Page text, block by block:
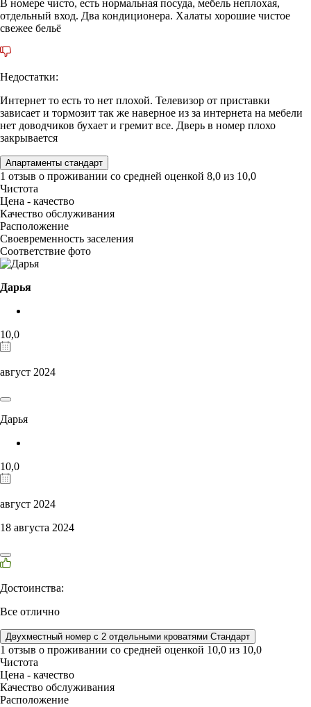
В номере чисто, есть нормальная посуда, мебель неплохая,
отдельный вход. Два кондиционера. Халаты хорошие чистое
свежее бельё
Недостатки:
Интернет то есть то нет плохой. Телевизор от приставки
зависает и тормозит так же наверное из за интернета на мебели
нет доводчиков бухает и гремит все. Дверь в номер плохо
закрывается
Апартаменты стандарт
1 отзыв о проживании со средней оценкой 8,0 из 10,0
Чистота
Цена - качество
Качество обслуживания
Расположение
Своевременность заселения
Соответствие фото
Дарья
10,0
август 2024
Дарья
10,0
август 2024
18 августа 2024
Достоинства:
Все отлично
Двухместный номер с 2 отдельными кроватями Стандарт
1 отзыв о проживании со средней оценкой 10,0 из 10,0
Чистота
Цена - качество
Качество обслуживания
Расположение